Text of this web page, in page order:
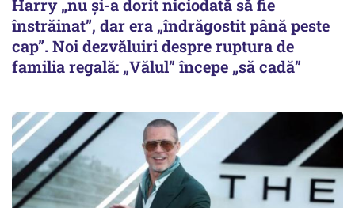
Harry „nu și-a dorit niciodată să fie
înstrăinat”, dar era „îndrăgostit până peste
cap”. Noi dezvăluiri despre ruptura de
familia regală: „Vălul” începe „să cadă”